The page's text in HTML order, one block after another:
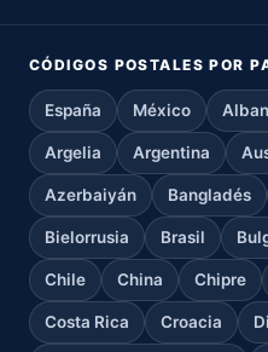
CÓDIGOS POSTALES POR
España México
Argelia Argentina
Azerbaiyán Bangladés
Bielorrusia Brasil
Chile China Chipre
Costa Rica Croacia